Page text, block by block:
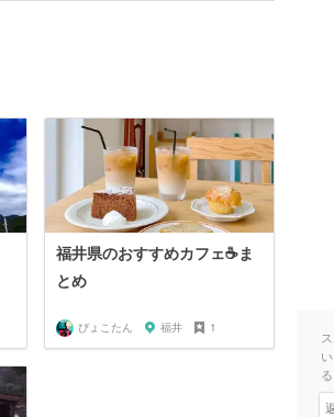
福井県のおすすめカフェ☕️ま
とめ
ぴょこたん 福井 1